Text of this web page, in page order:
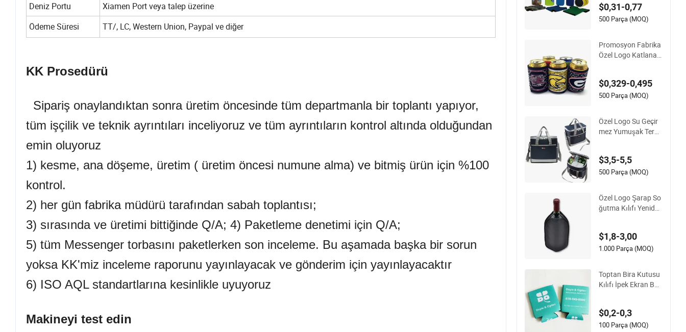
Deniz Portu
Xiamen Port veya talep üzerine
Ödeme Süresi
TT/, LC, Western Union, Paypal ve diğer
KK Prosedürü
Sipariş onaylandıktan sonra üretim öncesinde tüm departmanla bir toplantı yapıyor,
tüm işçilik ve teknik ayrıntıları inceliyoruz ve tüm ayrıntıların kontrol altında olduğundan
emin oluyoruz
1) kesme, ana döşeme, üretim ( üretim öncesi numune alma) ve bitmiş ürün için %100
kontrol.
2) her gün fabrika müdürü tarafından sabah toplantısı;
3) sırasında ve üretimi bittiğinde Q/A; 4) Paketleme denetimi için Q/A;
5) tüm Messenger torbasını paketlerken son inceleme. Bu aşamada başka bir sorun
yoksa KK'miz inceleme raporunu yayınlayacak ve gönderim için yayınlayacaktır
6) ISO AQL standartlarına kesinlikle uyuyoruz
Makineyi test edin
5)
$0,31-0,77
500 Parça (MOQ)
Promosyon Fabrika
Özel Logo Katlanabi
ra Kutusu Soğutucu
Kılıf
$0,329-0,495
500 Parça (MOQ)
Özel Logo Su Geçir
mez Yumuşak Term
eği Çantası Kamp Pi
knik Şarap Bira Buz
Çantası
$3,5-5,5
500 Parça (MOQ)
Özel Logo Şarap So
ğutma Kılıfı Yeniden
cu Kılıf
$1,8-3,00
1.000 Parça (MOQ)
Toptan Bira Kutusu
Kılıfı İpek Ekran Bas
oozie
$0,2-0,3
100 Parça (MOQ)